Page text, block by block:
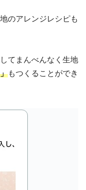
のアレンジレシピも
てまんべんなく生地
もつくることができ